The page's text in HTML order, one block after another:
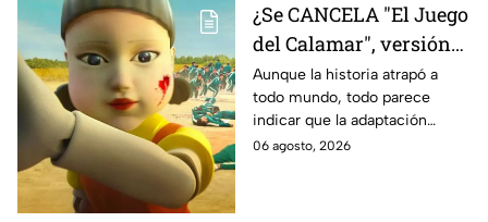
¿Se CANCELA "El Juego
del Calamar", versión
Estados Unidos? Esto
es lo que se sabe al
momento
Aunque la historia atrapó a
todo mundo, todo parece
indicar que la adaptación
podría ser cancelada:
06 agosto, 2026